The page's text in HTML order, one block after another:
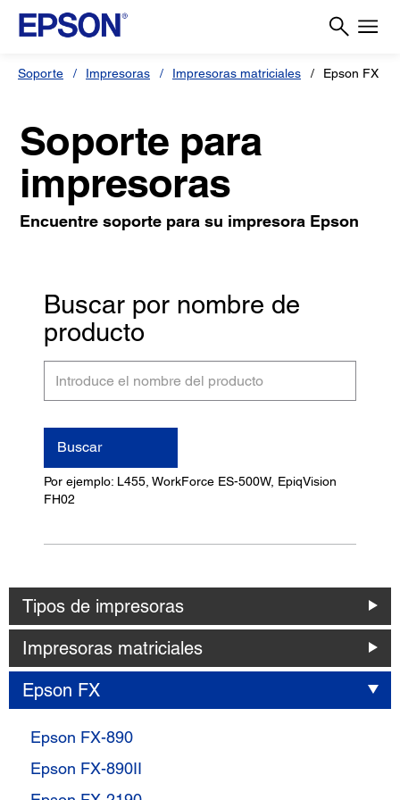
Soporte Impresoras Impresoras matriciales Epson FX
Soporte para
impresoras
Encuentre soporte para su impresora Epson
Buscar por nombre de
producto
del
producto
Buscar
Por ejemplo: L455, WorkForce ES-500W, EpiqVision
FH02
Tipos de impresoras
Impresoras matriciales
Epson FX
Epson FX-890
Epson FX-890II